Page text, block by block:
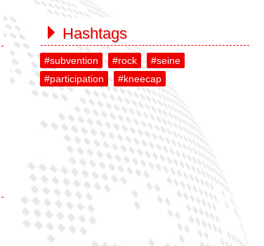
Hashtags
#subvention #rock
#seine
#participation
#kneecap